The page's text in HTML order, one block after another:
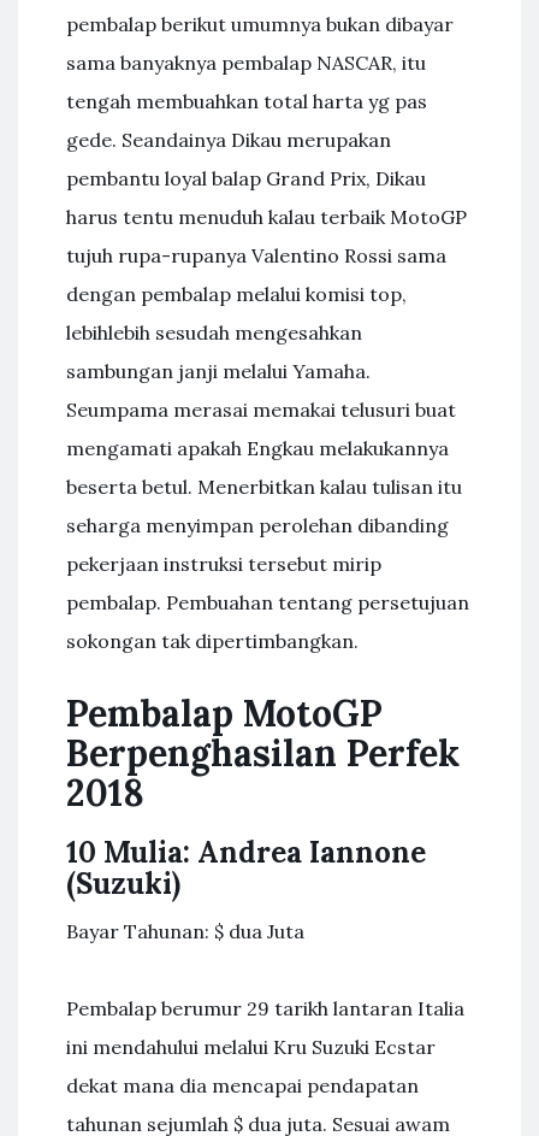
pembalap berikut umumnya bukan dibayar
sama banyaknya pembalap NASCAR, itu
tengah membuahkan total harta yg pas
gede. Seandainya Dikau merupakan
pembantu loyal balap Grand Prix, Dikau
harus tentu menuduh kalau terbaik MotoGP
tujuh rupa-rupanya Valentino Rossi sama
dengan pembalap melalui komisi top,
lebihlebih sesudah mengesahkan
sambungan janji melalui Yamaha.
Seumpama merasai memakai telusuri buat
mengamati apakah Engkau melakukannya
beserta betul. Menerbitkan kalau tulisan itu
seharga menyimpan perolehan dibanding
pekerjaan instruksi tersebut mirip
pembalap. Pembuahan tentang persetujuan
sokongan tak dipertimbangkan.
Pembalap MotoGP
Berpenghasilan Perfek
2018
10 Mulia: Andrea Iannone
(Suzuki)
Bayar Tahunan: $ dua Juta
Pembalap berumur 29 tarikh lantaran Italia
ini mendahului melalui Kru Suzuki Ecstar
dekat mana dia mencapai pendapatan
tahunan sejumlah $ dua juta. Sesuai awam